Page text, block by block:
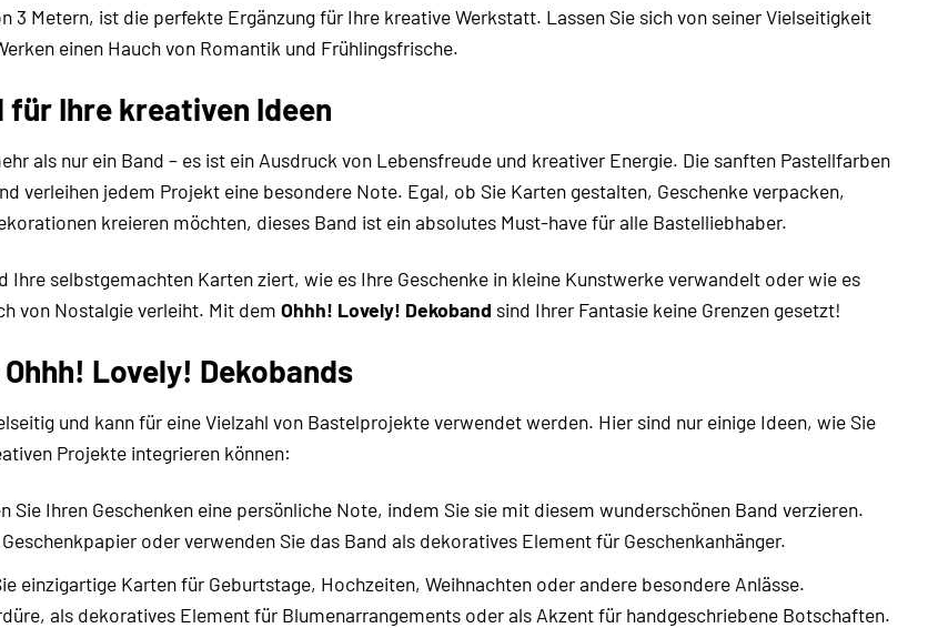
3 Metern, ist die perfekte Ergänzung für Ihre kreative Werkstatt. Lassen Sie sich von seiner Vielseitigkeit
einen Hauch von Romantik und Frühlingsfrische.
für Ihre kreativen Ideen
als nur ein Band – es ist ein Ausdruck von Lebensfreude und kreativer Energie. Die sanften Pastellfarben
verleihen jedem Projekt eine besondere Note. Egal, ob Sie Karten gestalten, Geschenke verpacken,
kreieren möchten, dieses Band ist ein absolutes Must-have für alle Bastelliebhaber.
Ihre selbstgemachten Karten ziert, wie es Ihre Geschenke in kleine Kunstwerke verwandelt oder wie es
von Nostalgie verleiht. Mit dem Ohhh! Lovely! Dekoband sind Ihrer Fantasie keine Grenzen gesetzt!
Lovely! Dekobands
und kann für eine Vielzahl von Bastelprojekte verwendet werden. Hier sind nur einige Ideen, wie Sie
Projekte integrieren können:
Sie Ihren Geschenken eine persönliche Note, indem Sie sie mit diesem wunderschönen Band verzieren.
oder verwenden Sie das Band als dekoratives Element für Geschenkanhänger.
einzigartige Karten für Geburtstage, Hochzeiten, Weihnachten oder andere besondere Anlässe.
als dekoratives Element für Blumenarrangements oder als Akzent für handgeschriebene Botschaften.